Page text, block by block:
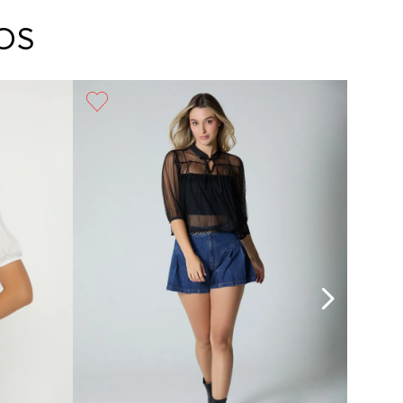
la recogida del producto en la dirección